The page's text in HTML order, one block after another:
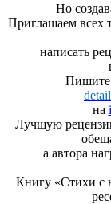
Но
Приглашаем всех
написать
Пишите
на
Лучшую
а автора
Книгу «Стихи с